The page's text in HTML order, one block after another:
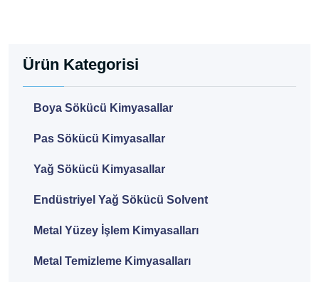
Ürün Kategorisi
Boya Sökücü Kimyasallar
Pas Sökücü Kimyasallar
Yağ Sökücü Kimyasallar
Endüstriyel Yağ Sökücü Solvent
Metal Yüzey İşlem Kimyasalları
Metal Temizleme Kimyasalları